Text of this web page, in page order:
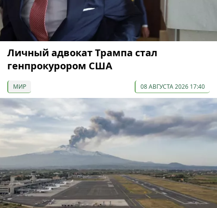
Личный адвокат Трампа стал
генпрокурором США
МИР 08 АВГУСТА 2026 17:40